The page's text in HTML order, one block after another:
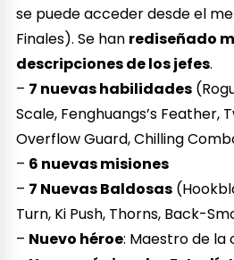
se puede acceder desde el
Finales). Se han rediseñado
descripciones de los jefes.
– 7 nuevas habilidades
Scale, Fenghuangs’s Feather,
Overflow Guard, Chilling
– 6 nuevas misiones
– 7 Nuevas Baldosas
Turn, Ki Push, Thorns, Back-
– Nuevo héroe: Maestro de la